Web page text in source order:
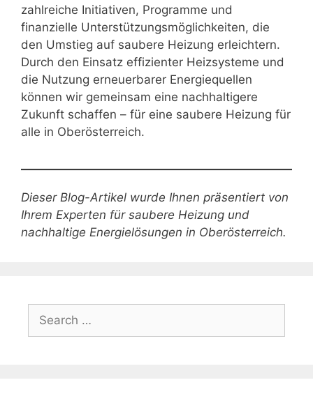
zahlreiche Initiativen, Programme und
finanzielle Unterstützungsmöglichkeiten, die
den Umstieg auf saubere Heizung erleichtern.
Durch den Einsatz effizienter Heizsysteme und
die Nutzung erneuerbarer Energiequellen
können wir gemeinsam eine nachhaltigere
Zukunft schaffen – für eine saubere Heizung für
alle in Oberösterreich.
Dieser Blog-Artikel wurde Ihnen präsentiert von
Ihrem Experten für saubere Heizung und
nachhaltige Energielösungen in Oberösterreich.
for: